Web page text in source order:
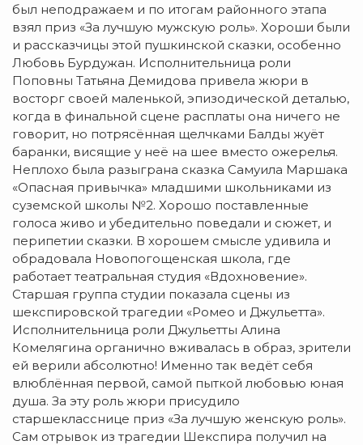
был неподражаем и по итогам районного этапа
взял приз «За лучшую мужскую роль». Хороши были
и рассказчицы этой пушкинской сказки, особенно
Любовь Бурдужан. Исполнительница роли
Поповны Татьяна Демидова привела жюри в
восторг своей маленькой, эпизодической деталью,
когда в финальной сцене расплаты она ничего не
говорит, но потрясённая щелчками Балды жуёт
баранки, висящие у неё на шее вместо ожерелья.
Неплохо была разыграна сказка Самуила Маршака
«Опасная привычка» младшими школьниками из
суземской школы №2. Хорошо поставленные
голоса живо и убедительно поведали и сюжет, и
перипетии сказки. В хорошем смысле удивила и
обрадовала Новопогощенская школа, где
работает театральная студия «Вдохновение».
Старшая группа студии показала сцены из
шекспировской трагедии «Ромео и Джульетта».
Исполнительница роли Джульетты Алина
Комелягина органично вживалась в образ, зрители
ей верили абсолютно! Именно так ведёт себя
влюблённая первой, самой пыткой любовью юная
душа. За эту роль жюри присудило
старшекласснице приз «За лучшую женскую роль».
Сам отрывок из трагедии Шекспира получил на